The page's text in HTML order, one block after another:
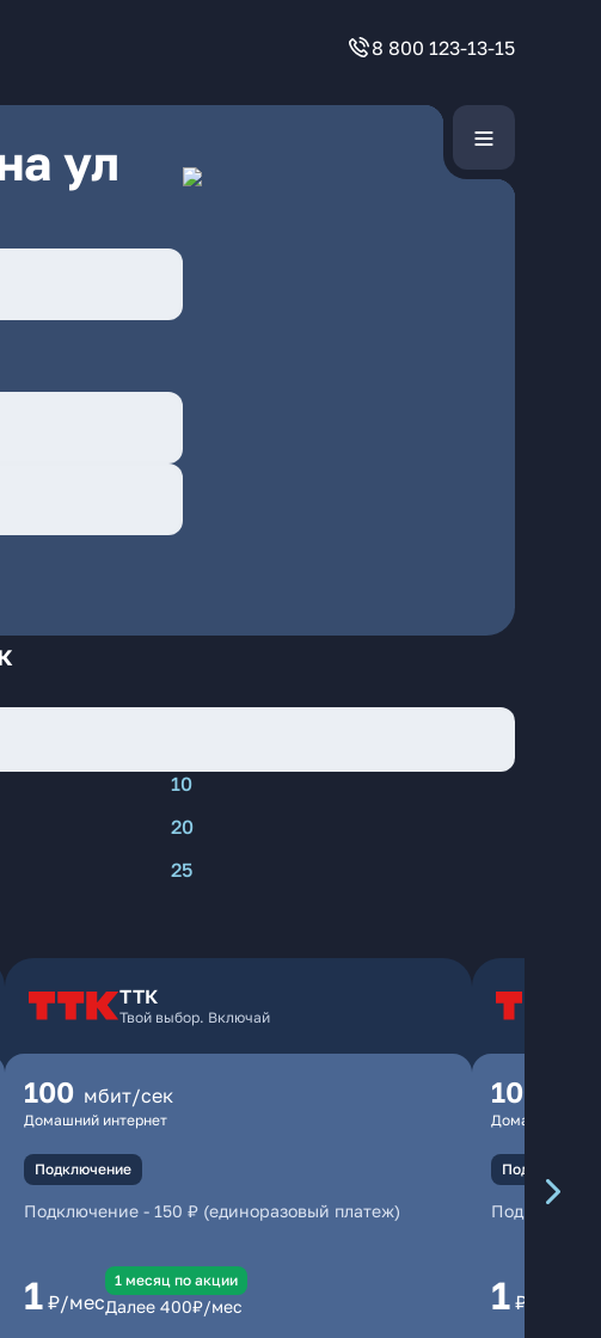
8 800 123-13-15
ул
10
20
25
ТТК
Твой выбор. Включай
100 мбит/сек
Домашний интернет
Подключение
Подключение - 150 ₽ (единоразовый платеж)
1 ₽/мес
1 месяц по акции
Далее 400₽/мес
100
Домашний
Подключение
1 ₽/мес